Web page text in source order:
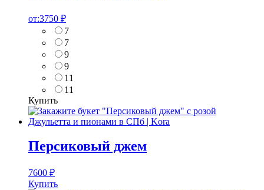
от:3750 ₽
7
7
9
9
11
11
Купить
Персиковый джем
7600 ₽
Купить